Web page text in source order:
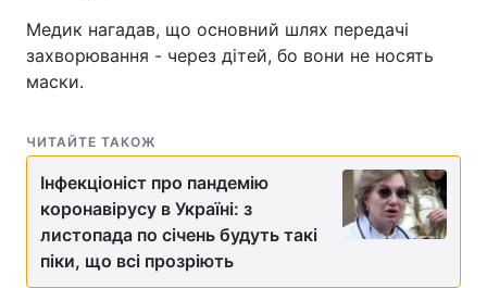
Медик нагадав, що основний шлях передачі
захворювання - через дітей, бо вони не носять
маски.
ЧИТАЙТЕ ТАКОЖ
Інфекціоніст про пандемію
коронавірусу в Україні: з
листопада по січень будуть такі
піки, що всі прозріють